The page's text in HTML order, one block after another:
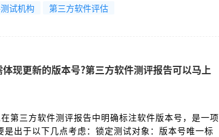
试机构 第三方软件评估
现更新的版本号?第三方软件测评报告可以马上
第三方软件测评报告中明确标注软件版本号，是一项
出于以下几点考虑：锁定测试对象：版本号唯一标